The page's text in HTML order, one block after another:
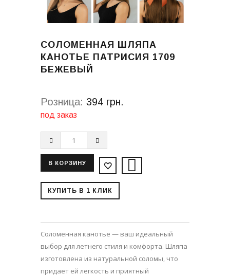
СОЛОМЕННАЯ ШЛЯПА
КАНОТЬЕ ПАТРИСИЯ 1709
БЕЖЕВЫЙ
Розница: 394 грн.
под заказ
КУПИТЬ В 1 КЛИК
Соломенная канотье — ваш идеальный
выбор для летнего стиля и комфорта. Шляпа
изготовлена из натуральной соломы, что
придает ей легкость и приятный